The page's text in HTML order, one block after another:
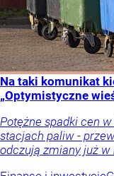
Na taki komunikat
„Optymistyczne
Potężne spadki cen
stacjach paliw -
odczują zmiany już